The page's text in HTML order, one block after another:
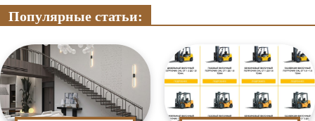
Популярные статьи: